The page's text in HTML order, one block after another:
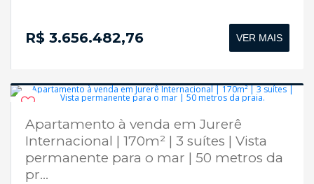
R$ 3.656.482,76 VER MAIS
Pronto para morar
Aceita financiamento
Apartamento à venda em Jurerê
Internacional | 170m² | 3 suítes | Vista
permanente para o mar | 50 metros da
pr...